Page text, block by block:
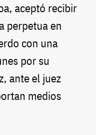
aceptó recibir
perpetua en
con una
por su
ante el juez
medios